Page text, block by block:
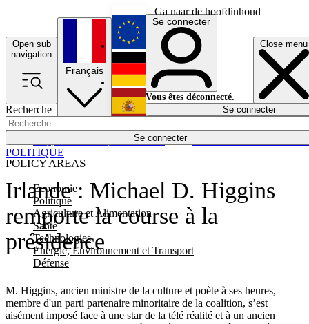
Ga naar de hoofdinhoud
Open sub
navigation
Close menu
Recherche
Se connecter
POLICY AREAS
Economie
Politique
Agriculture et Alimentation
Santé
Technologies
Energie, Environnement et Transport
Défense
Économie
Français
English
Deutsch
Español
Se connecter
Vous êtes déconnecté.
Se connecter
Irlande : Michael D. Higgins
remporte la course à la
présidence
M. Higgins, ancien ministre de la culture et poète à ses heures,
membre d'un parti partenaire minoritaire de la coalition, s’est
aisément imposé face à une star de la télé réalité et à un ancien
POLITIQUE